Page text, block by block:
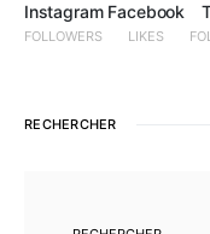
Instagram
FOLLOWERS
Facebook
LIKES
RECHERCHER